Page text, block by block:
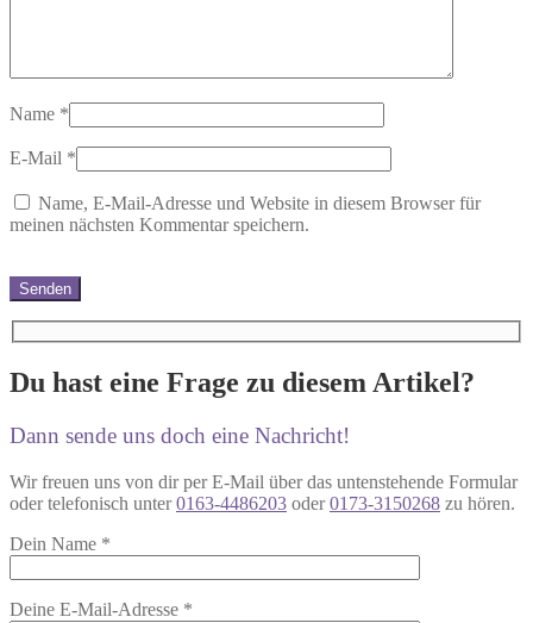
Name *
E-Mail *
Name, E-Mail-Adresse und Website in diesem Browser für
meinen nächsten Kommentar speichern.
Du hast eine Frage zu diesem Artikel?
Dann sende uns doch eine Nachricht!
Wir freuen uns von dir per E-Mail über das untenstehende Formular
oder telefonisch unter0163-4486203 oder0173-3150268 zu hören.
Dein Name *
Deine E-Mail-Adresse *